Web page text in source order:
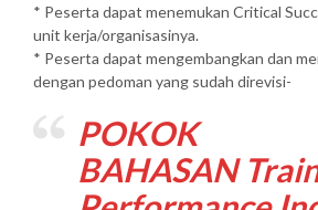
* Peserta dapat menemukan Critical
unit kerja/organisasinya.
* Peserta dapat mengembangkan dan
dengan pedoman yang sudah direvisi-
POKOK
BAHASAN